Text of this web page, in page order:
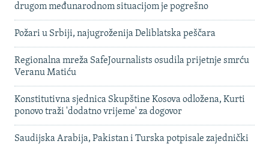
drugom međunarodnom situacijom je pogrešno
Požari u Srbiji, najugroženija Deliblatska peščara
Regionalna mreža SafeJournalists osudila prijetnje smrću
Veranu Matiću
Konstitutivna sjednica Skupštine Kosova odložena, Kurti
ponovo traži 'dodatno vrijeme' za dogovor
Saudijska Arabija, Pakistan i Turska potpisale zajednički